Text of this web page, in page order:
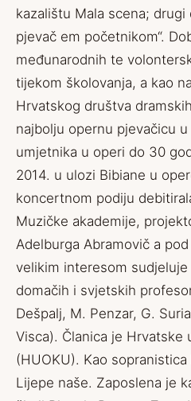
kazalištu Mala scena;
pjevač em početnikom“.
međunarodnih te
tijekom školovanja, a kao
Hrvatskog društva
najbolju opernu pjevačicu
umjetnika u operi do 30
2014. u ulozi Bibiane u
koncertnom podiju
Muzičke akademije,
Adelburga Abramovič a
velikim interesom
domačih i svjetskih
Dešpalj, M. Penzar, G.
Visca). Članica je
(HUOKU). Kao
Lijepe naše. Zaposlena je